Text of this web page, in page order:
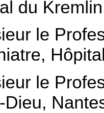
du
le
le
Dieu,